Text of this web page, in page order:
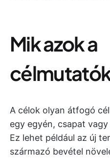
Mik azok a
A célok olyan átfogó
egy egyén, csapat
Ez lehet például az új
származó bevétel